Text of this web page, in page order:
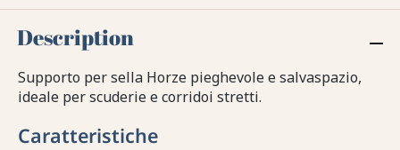
Description
Supporto per sella Horze pieghevole e salvaspazio,
ideale per scuderie e corridoi stretti.
Caratteristiche